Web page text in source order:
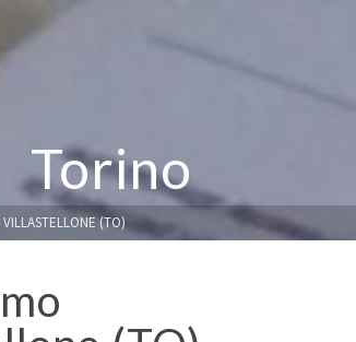
Torino
(TO)